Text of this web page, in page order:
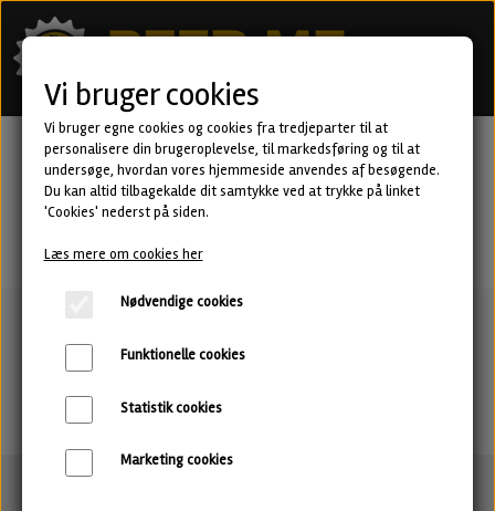
Vi bruger cookies
Vi bruger egne cookies og cookies fra tredjeparter til at
personalisere din brugeroplevelse, til markedsføring og til at
undersøge, hvordan vores hjemmeside anvendes af besøgende.
Du kan altid tilbagekalde dit samtykke ved at trykke på linket
'Cookies' nederst på siden.
Læs mere om cookies her
Nødvendige cookies
Funktionelle cookies
Statistik cookies
Marketing cookies